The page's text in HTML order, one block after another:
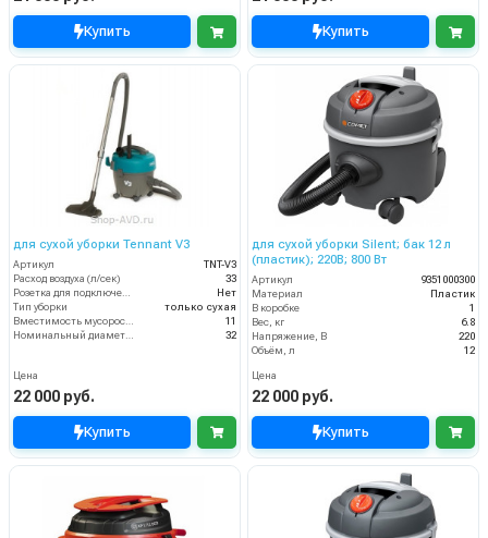
Купить Купить
для сухой уборки Tennant V3
Артикул
TNT-V3
Расход воздуха (л/сек)
33
Нет
Тип уборки
только сухая
11
32
Цена
22 000 руб.
Купить
для сухой уборки Silent; бак 12 л
(пластик); 220В; 800 Вт
Артикул
9351000300
Материал
Пластик
В коробке
1
Вес, кг
6.8
Напряжение, В
220
Объём, л
12
Цена
22 000 руб.
Купить